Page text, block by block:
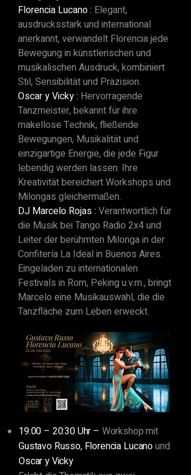
Florencia Lucano : Elegant,
ausdrucksstark und international
anerkannt, verwandelt Florencia jede
Bewegung in künstlerischen und
musikalischen Ausdruck, kombiniert
Stil, Sensibilität und Präzision.
Oscar y Vicky : Hervorragende
Tanzmeister, bekannt für ihre
makellose Technik, fließende
Bewegungen, Musikalität und
einzigartige Energie, die jede Figur
lebendig werden lassen. Ihre
Kreativität bereichert Workshops und
Milongas gleichermaßen.
DJ Marcelo Rojas : Verantwortlich für
die Musik bei Tango Radio 2x4 und
Leiter der berühmten Milonga in der
Confitería La Ideal in Buenos Aires.
Eingeladen zu internationalen
Festivals in Rom, Peking u.v.m., bringt
Marcelo eine Musikauswahl, die die
Tanzfläche zum Leben erweckt.
19:00 – 20:30 Uhr – Workshop mit
Gustavo Russo, Florencia Lucanound
Oscar y Vicky